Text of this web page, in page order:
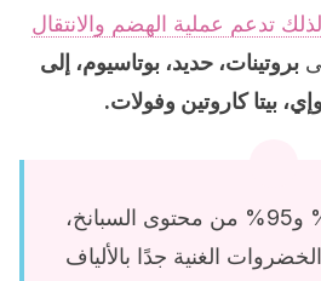
تدعم عملية الهضم والانتقال
بروتينات، حديد، بوتاسيوم، إلى
بيتا كاروتين وفولات.
يشكل الماء بين 93% و95% من محتوى السبانخ،
الغنية جدًا بالألياف